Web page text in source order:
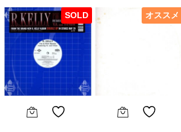
SOLD オススメ